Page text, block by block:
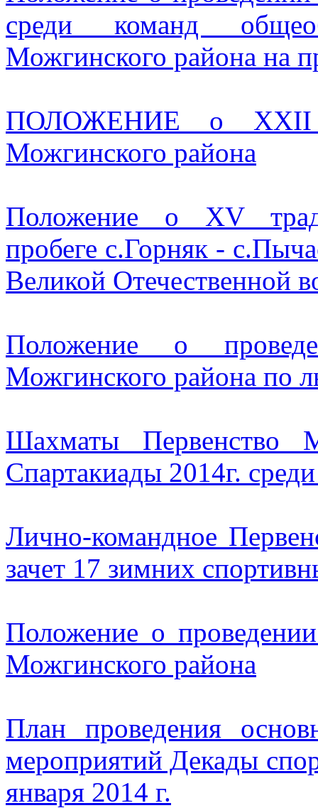
среди команд
Можгинского района на
ПОЛОЖЕНИЕ о XXII
Можгинского района
Положение о XV
пробеге с.Горняк -
Великой Отечественной
Положение о
Можгинского района по
Шахматы Первенство
Спартакиады 2014г.
Лично-командное
зачет 17 зимних
Положение о
Можгинского района
План проведения
мероприятий Декады
января 2014 г.